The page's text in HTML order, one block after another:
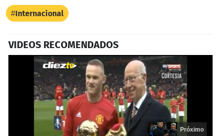
Internacional
VIDEOS RECOMENDADOS
Próximo